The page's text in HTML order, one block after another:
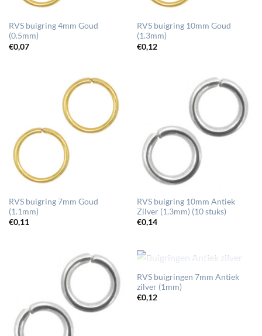
RVS buigring 4mm Goud
(0.5mm)
€0,07
RVS buigring 10mm Goud
(1.3mm)
€0,12
RVS buigring 7mm Goud
(1.1mm)
€0,11
RVS buigring 10mm Antiek
Zilver (1.3mm) (10 stuks)
€0,14
UITVERKOCHT
RVS buigringen 7mm Antiek
zilver (1mm)
€0,12